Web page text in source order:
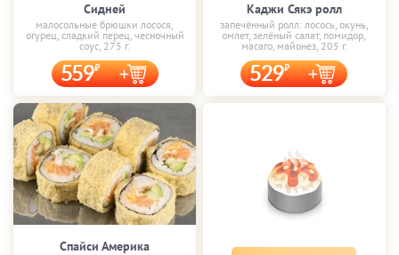
Сидней
малосольные брюшки лосося,
огурец, сладкий перец, чесночный
соус, 275 г.
559
Каджи Сякэ ролл
запечённый ролл: лосось, окунь,
омлет, зелёный салат, помидор,
масаго, майонез, 205 г.
529
Спайси Америка